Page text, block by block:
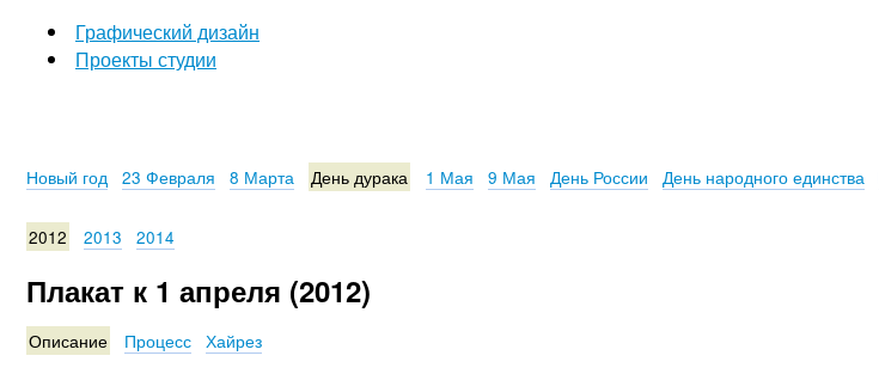
Графический дизайн
Проекты студии
Новый год 23 Февраля 8 Марта День дурака 1 Мая 9 Мая День России День народного единства
2012 2013 2014
Плакат к 1 апреля (2012)
Описание Процесс Хайрез